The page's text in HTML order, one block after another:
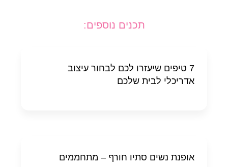
תכנים נוספים:
7 טיפים שיעזרו לכם לבחור עיצוב
אדריכלי לבית שלכם
אופנת נשים סתיו חורף – מתחממים